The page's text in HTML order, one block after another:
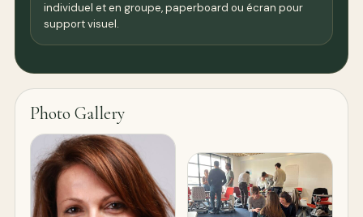
individuel et en groupe, paperboard ou écran pour
support visuel.
Photo Gallery